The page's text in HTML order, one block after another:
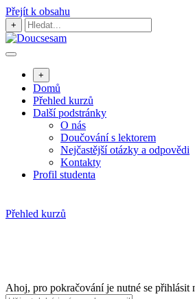
Přejít k obsahu
+
+
Domů
Přehled kurzů
Další podstránky
O nás
Doučování s lektorem
Nejčastější otázky a odpovědi
Kontakty
Profil studenta
Přehled kurzů
Ahoj, pro pokračování je nutné se přihlásit